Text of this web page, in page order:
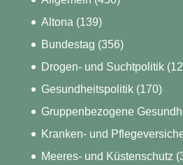
Altona (139)
Bundestag (356)
Drogen- und Suchtpolitik
Gesundheitspolitik(170)
Gruppenbezogene
Kranken- und
Meeres- und Küstenschutz